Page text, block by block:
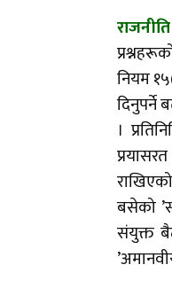
नियम
दिनुपर्ने
।
बसेको
संयुक्त